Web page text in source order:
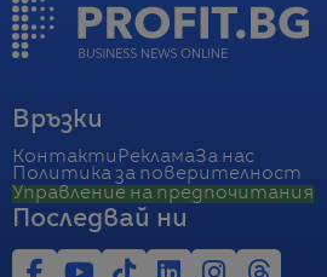
Връзки
Контакти РекламаЗа нас
Политика за поверителност
Управление на предпочитания
Последвай ни